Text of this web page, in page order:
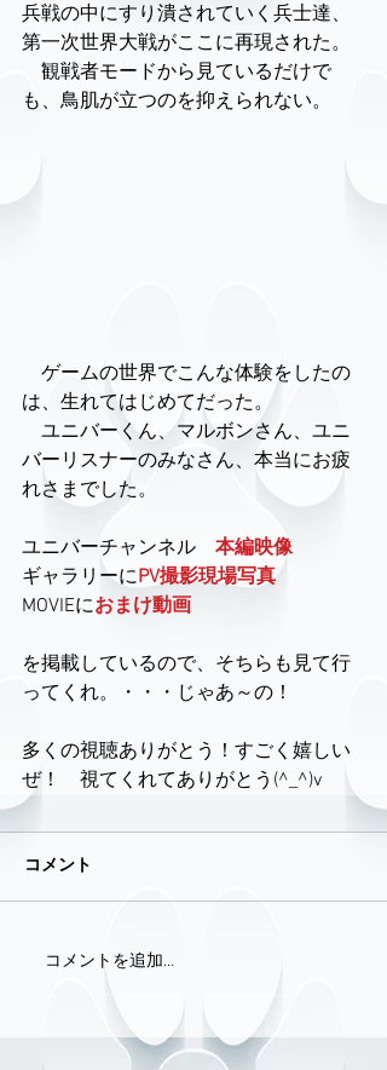
兵戦の中にすり潰されていく兵士達、
第一次世界大戦がここに再現された。
観戦者モードから見ているだけで
も、鳥肌が立つのを抑えられない。
ゲームの世界でこんな体験をしたの
は、生れてはじめてだった。
ユニバーくん、マルボンさん、ユニ
バーリスナーのみなさん、本当にお疲
れさまでした。
ユニバーチャンネル 本編映像
ギャラリーにPV撮影現場写真
MOVIEにおまけ動画
を掲載しているので、そちらも見て行
ってくれ。・・・じゃあ～の！
多くの視聴ありがとう！すごく嬉しい
ぜ！　視てくれてありがとう(^_^)v
コメント
コメントを追加…